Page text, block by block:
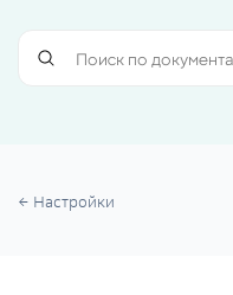
Настройки